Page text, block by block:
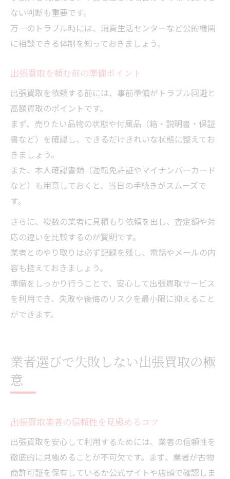
ない判断も重要です。
万一のトラブル時には、消費生活センターなど公的機関
に相談できる体制を知っておきましょう。
出張買取を頼む前の準備ポイント
出張買取を依頼する前には、事前準備がトラブル回避と
高額買取のポイントです。
まず、売りたい品物の状態や付属品（箱・説明書・保証
書など）を確認し、できるだけきれいな状態に整えてお
きましょう。
また、本人確認書類（運転免許証やマイナンバーカード
など）も用意しておくと、当日の手続きがスムーズで
す。
さらに、複数の業者に見積もり依頼を出し、査定額や対
応の違いを比較するのが賢明です。
業者とのやり取りは必ず記録を残し、電話やメールの内
容も控えておきましょう。
準備をしっかり行うことで、安心して出張買取サービス
を利用でき、失敗や後悔のリスクを最小限に抑えること
ができます。
業者選びで失敗しない出張買取の極
意
出張買取業者の信頼性を見極めるコツ
出張買取を安心して利用するためには、業者の信頼性を
徹底的に見極めることが不可欠です。まず、業者が古物
商許可証を保有しているか公式サイトや店頭で確認しま